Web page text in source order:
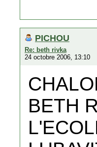
PICHOU
Re: beth rivka
24 octobre 2006, 13:10
BETH